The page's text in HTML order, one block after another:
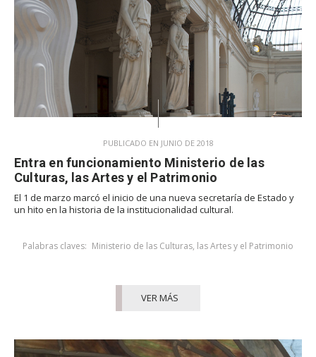
PUBLICADO EN JUNIO DE 2018
Entra en funcionamiento Ministerio de las
Culturas, las Artes y el Patrimonio
El 1 de marzo marcó el inicio de una nueva secretaría de Estado y
un hito en la historia de la institucionalidad cultural.
Palabras claves: Ministerio de las Culturas, las Artes y el Patrimonio
VER MÁS